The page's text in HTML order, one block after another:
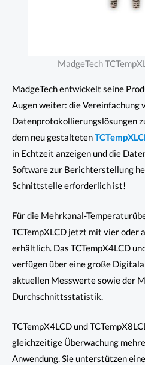
MadgeTech
MadgeTech entwickelt seine
Augen weiter: die Vereinfachung
Datenprotokollierungslösungen
dem neu gestalteten
in Echtzeit anzeigen und die
Software zur Berichterstellung
Schnittstelle erforderlich ist!
Für die Mehrkanal-
TCTempXLCD jetzt mit vier oder
erhältlich. Das TCTempX4LCD
verfügen über eine große
aktuellen Messwerte sowie der
Durchschnittsstatistik.
TCTempX4LCD und
gleichzeitige Überwachung
Anwendung. Sie unterstützen